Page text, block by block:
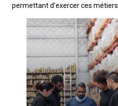
permettant d’exercer ces métiers